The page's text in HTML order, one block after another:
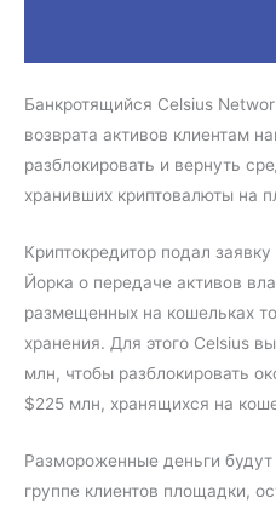
Банкротящийся Сelsius
возврата активов клиентам
разблокировать и вернуть
хранивших криптовалюты на
Криптокредитор подал
Йорка о передаче активов
размещенных на кошельках
хранения. Для этого Celsius
млн, чтобы разблокировать
$225 млн, хранящихся на
Размороженные деньги
группе клиентов площадки,